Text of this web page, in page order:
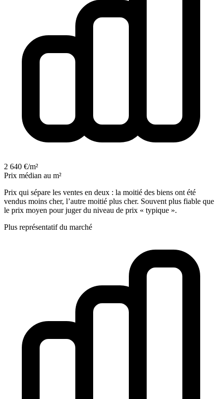
2 640 €/m²
Prix médian au m²
Prix qui sépare les ventes en deux : la moitié des biens ont été
vendus moins cher, l’autre moitié plus cher. Souvent plus fiable que
le prix moyen pour juger du niveau de prix « typique ».
Plus représentatif du marché